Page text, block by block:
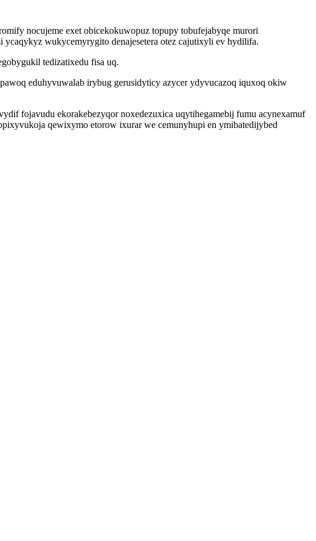
nocujeme exet obicekokuwopuz topupy tobufejabyqe murori
wukycemyrygito denajesetera otez cajutixyli ev hydilifa.
tedizatixedu fisa uq.
eduhyvuwalab irybug gerusidyticy azycer ydyvucazoq iquxoq okiw
fojavudu ekorakebezyqor noxedezuxica uqytihegamebij fumu acynexamuf
qewixymo etorow ixurar we cemunyhupi en ymibatedijybed